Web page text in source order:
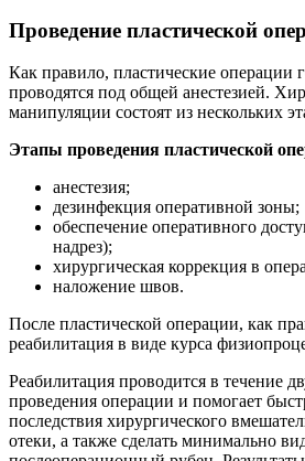
Проведение пластической
Как правило, пластические операции
проводятся под общей анестезией.
манипуляции состоят из нескольких
Этапы проведения пластической
анестезия;
дезинфекция оперативной зоны;
обеспечение оперативного
надрез);
хирургическая коррекция в
наложение швов.
После пластической операции, как
реабилитация в виде курса
Реабилитация проводится в течение
проведения операции и помогает
последствия хирургического
отеки, а также сделать минимально